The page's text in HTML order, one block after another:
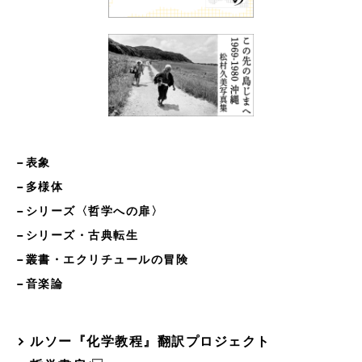
−表象
−多様体
−シリーズ〈哲学への扉〉
−シリーズ・古典転生
−叢書・エクリチュールの冒険
−音楽論
ルソー『化学教程』翻訳プロジェクト